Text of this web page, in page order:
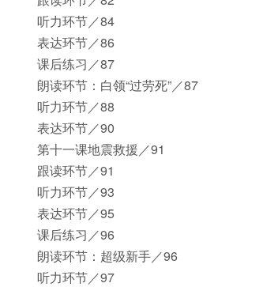
听力环节／84
表达环节／86
课后练习／87
朗读环节：白领“过劳死”／87
听力环节／88
表达环节／90
第十一课地震救援／91
跟读环节／91
听力环节／93
表达环节／95
课后练习／96
朗读环节：超级新手／96
听力环节／97